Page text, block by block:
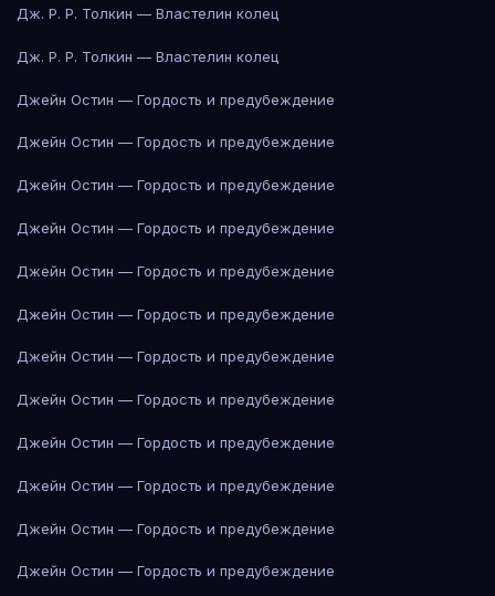
Дж. Р. Р. Толкин — Властелин колец
Дж. Р. Р. Толкин — Властелин колец
Джейн Остин — Гордость и предубеждение
Джейн Остин — Гордость и предубеждение
Джейн Остин — Гордость и предубеждение
Джейн Остин — Гордость и предубеждение
Джейн Остин — Гордость и предубеждение
Джейн Остин — Гордость и предубеждение
Джейн Остин — Гордость и предубеждение
Джейн Остин — Гордость и предубеждение
Джейн Остин — Гордость и предубеждение
Джейн Остин — Гордость и предубеждение
Джейн Остин — Гордость и предубеждение
Джейн Остин — Гордость и предубеждение